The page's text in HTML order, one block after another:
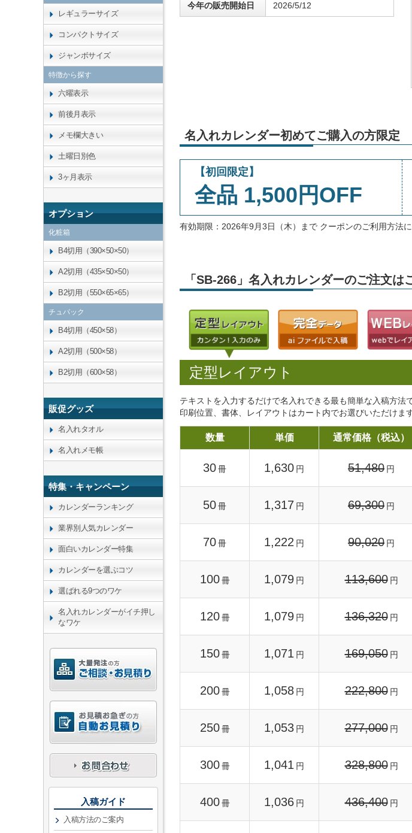
今年の販売開始日 2026/5/12
名入れカレンダー初めてご購入の方限定
【初回限定】
全品 1,500円OFF
有効期限：2026年9月3日（木）まで クーポンのご利用方法
「SB-266」名入れカレンダーのご注文は
定型レイアウト
テキストを入力するだけで名入れできる最も簡単な入稿方法で
印刷位置、書体、レイアウトはカート内でお選びいただけます
数量 単価 通常価格（税込）
30冊 1,630 円 51,480 円
50冊 1,317 円 69,300 円
70冊 1,222 円 90,020 円
100 冊 1,079 円 113,600 円
120 冊 1,079 円 136,320 円
150 冊 1,071 円 169,050 円
200 冊 1,058 円 222,800 円
250 冊 1,053 円 277,000 円
300 冊 1,041 円 328,800 円
400 冊 1,036 円 436,400 円
レギュラーサイズ
コンパクトサイズ
ジャンボサイズ
特徴から探す
六曜表示
前後月表示
メモ欄大きい
土曜日別色
3ヶ月表示
オプション
化粧箱
B4切用（390×50×50）
A2切用（435×50×50）
B2切用（550×65×65）
チュパック
B4切用（450×58）
A2切用（500×58）
B2切用（600×58）
販促グッズ
名入れタオル
名入れメモ帳
特集・キャンペーン
カレンダーランキング
業界別人気カレンダー
面白いカレンダー特集
カレンダーを選ぶコツ
選ばれる9つのワケ
名入れカレンダーがイチ押し
なワケ
入稿ガイド
入稿方法のご案内